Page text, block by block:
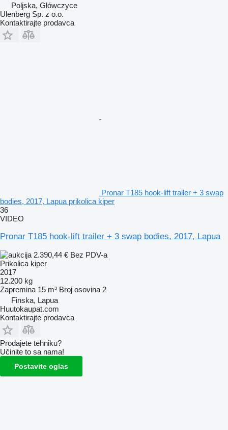
Poljska, Główczyce
Ulenberg Sp. z o.o.
Kontaktirajte prodavca
Pronar T185 hook-lift trailer + 3 swap
bodies, 2017, Lapua prikolica kiper
36
VIDEO
Pronar T185 hook-lift trailer + 3 swap bodies, 2017, Lapua
2.390,44 € Bez PDV-a
Prikolica kiper
2017
12.200 kg
Zapremina 15 m³ Broj osovina 2
Finska, Lapua
Huutokaupat.com
Kontaktirajte prodavca
Prodajete tehniku?
Učinite to sa nama!
Postavite oglas